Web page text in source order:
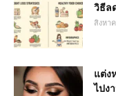
วิธีล
สิงหา
แต่ง
ไปง